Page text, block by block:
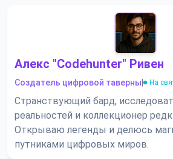
Алекс "Codehunter" Ривен
Создатель цифровой таверны На
Странствующий бард,
реальностей и коллекционер
Открываю легенды и делюсь
путниками цифровых миров.